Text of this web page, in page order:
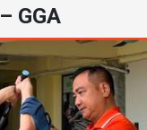
GGA